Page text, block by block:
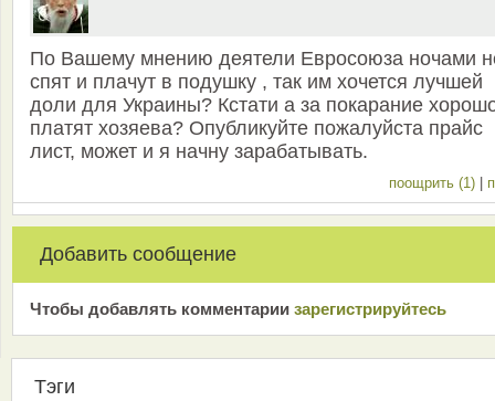
По Вашему мнению деятели Евросоюза ночами
спят и плачут в подушку , так им хочется лучшей
доли для Украины? Кстати а за покарание
платят хозяева? Опубликуйте пожалуйста прайс
лист, может и я начну зарабатывать.
поощрить (1)
Добавить сообщение
Чтобы добавлять комментарии зарeгиcтрирyйтeсь
Тэги